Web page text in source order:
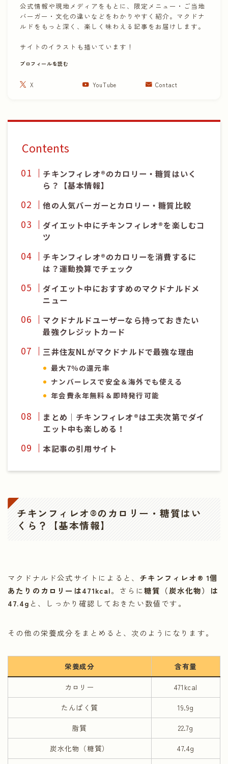
公式情報や現地メディアをもとに、限定メニュー・ご当地
バーガー・文化の違いなどをわかりやすく紹介。マクドナ
ルドをもっと深く、楽しく味わえる記事をお届けします。
サイトのイラストも描いています！
プロフィールを読む
X YouTube Contact
Contents
チキンフィレオ®のカロリー・糖質はいく
ら？【基本情報】
他の人気バーガーとカロリー・糖質比較
ダイエット中にチキンフィレオ®を楽しむコ
ツ
チキンフィレオ®のカロリーを消費するに
は？運動換算でチェック
ダイエット中におすすめのマクドナルドメ
ニュー
マクドナルドユーザーなら持っておきたい
最強クレジットカード
三井住友NLがマクドナルドで最強な理由
最大7％の還元率
ナンバーレスで安全＆海外でも使える
年会費永年無料＆即時発行可能
まとめ｜ チキンフィレオ®は工夫次第でダイ
エット中も楽しめる！
本記事の引用サイト
チキンフィレオ®のカロリー・糖質はい
くら？【基本情報】
マクドナルド公式サイトによると、 チキンフィレオ® 1個
あたりのカロリーは471kcal。さらに糖質（炭水化物）は
47.4g と、しっかり確認しておきたい数値です。
その他の栄養成分をまとめると、次のようになります。
栄養成分 含有量
カロリー
471kcal
たんぱく質
19.9g
脂質
22.7g
炭水化物（糖質）
47.4g